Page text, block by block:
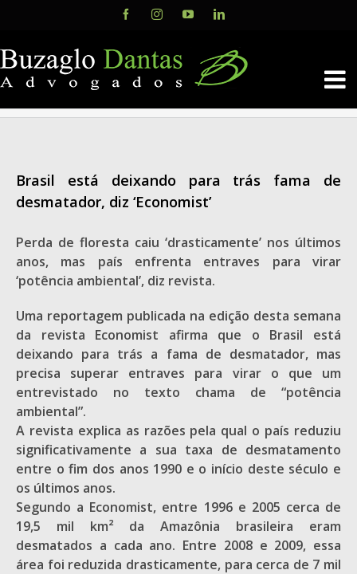
content
FacebookInstagramYouTubeLinkedIn
Brasil está deixando para trás fama de
desmatador, diz ‘Economist’
Perda de floresta caiu ‘drasticamente’ nos últimos
anos, mas país enfrenta entraves para virar
‘potência ambiental’, diz revista.
Uma reportagem publicada na edição desta semana
da revista Economist afirma que o Brasil está
deixando para trás a fama de desmatador, mas
precisa superar entraves para virar o que um
entrevistado no texto chama de “potência
ambiental”.
A revista explica as razões pela qual o país reduziu
significativamente a sua taxa de desmatamento
entre o fim dos anos 1990 e o início deste século e
os últimos anos.
Segundo a Economist, entre 1996 e 2005 cerca de
19,5 mil km² da Amazônia brasileira eram
desmatados a cada ano. Entre 2008 e 2009, essa
área foi reduzida drasticamente, para cerca de 7 mil